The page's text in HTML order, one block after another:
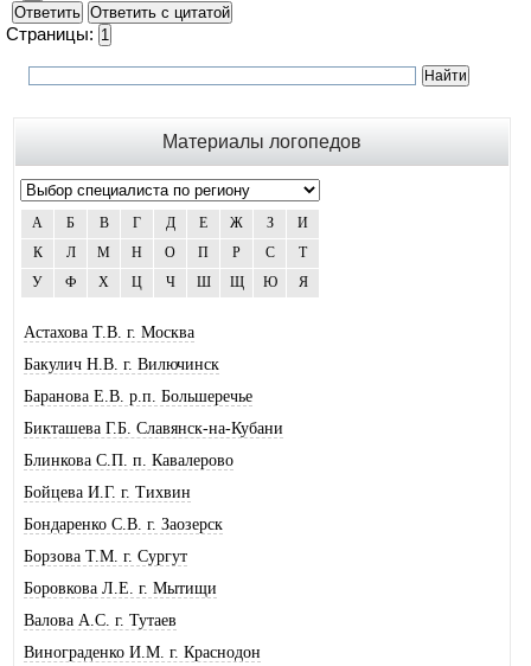
Ответить Ответить с цитатой
Страницы: 1
Материалы логопедов
А Б В Г Д Е Ж З
И
К
Л М Н О П Р С
Т
У
Ф Х Ц Ч Ш Щ Ю Я
Астахова Т.В. г. Москва
Бакулич Н.В. г. Вилючинск
Баранова Е.В. р.п. Большеречье
Бикташева Г.Б. Славянск-на-Кубани
Блинкова С.П. п. Кавалерово
Бойцева И.Г. г. Тихвин
Бондаренко С.В. г. Заозерск
Борзова Т.М. г. Сургут
Боровкова Л.Е. г. Мытищи
Валова А.С. г. Тутаев
Винограденко И.М. г. Краснодон